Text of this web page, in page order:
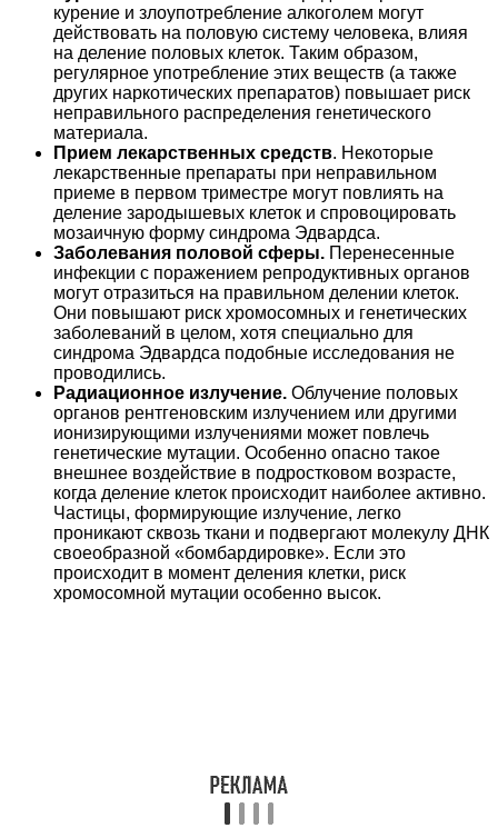
курение и злоупотребление алкоголем могут
действовать на половую систему человека, влияя
на деление половых клеток. Таким образом,
регулярное употребление этих веществ (а также
других наркотических препаратов) повышает риск
неправильного распределения генетического
материала.
Прием лекарственных средств. Некоторые
лекарственные препараты при неправильном
приеме в первом триместре могут повлиять на
деление зародышевых клеток и спровоцировать
мозаичную форму синдрома Эдвардса.
Заболевания половой сферы. Перенесенные
инфекции с поражением репродуктивных органов
могут отразиться на правильном делении клеток.
Они повышают риск хромосомных и генетических
заболеваний в целом, хотя специально для
синдрома Эдвардса подобные исследования не
проводились.
Радиационное излучение. Облучение половых
органов рентгеновским излучением или другими
ионизирующими излучениями может повлечь
генетические мутации. Особенно опасно такое
внешнее воздействие в подростковом возрасте,
когда деление клеток происходит наиболее активно.
Частицы, формирующие излучение, легко
проникают сквозь ткани и подвергают молекулу ДНК
своеобразной «бомбардировке». Если это
происходит в момент деления клетки, риск
хромосомной мутации особенно высок.